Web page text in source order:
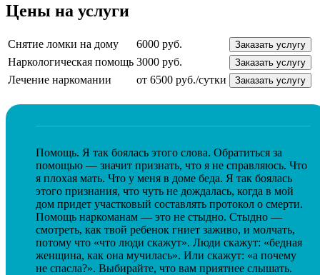
Цены на услуги
Снятие ломки на дому 6000 руб. Заказать услугу
Наркологическая помощь 3000 руб. Заказать услугу
Лечение наркомании от 6500 руб./сутки Заказать услугу
Помощь. Я так боялась этого слова. Обратиться за
помощью — значит признать, что я не справляюсь. Что
я плохая мать. Что у меня в доме беда. Я так боялась
этого признания, что чуть не дождалась, когда в мой
дом придет участковый составлять протокол о смерти.
Помощь наркоманам — это не стыдно. Стыдно —
смотреть, как твой ребенок гниет заживо, и молчать,
потому что «что люди скажут». Люди скажут: «бедная
женщина, как она мучилась». Или скажут: «а почему
не спасла?». Выбирайте, что вам приятнее слышать.